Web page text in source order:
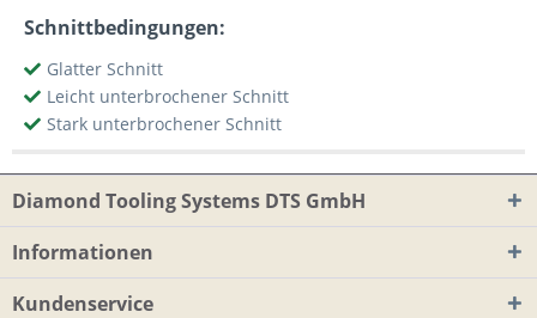
Schnittbedingungen:
Glatter Schnitt
Leicht unterbrochener Schnitt
Stark unterbrochener Schnitt
Diamond Tooling Systems DTS GmbH
Informationen
Kundenservice